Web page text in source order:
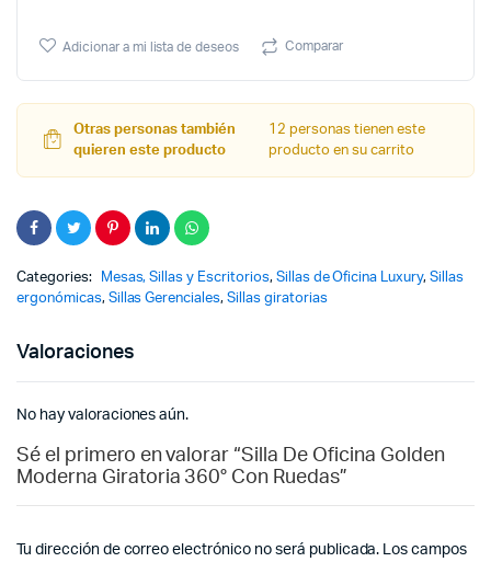
Adicionar a mi lista de deseos Comparar
Otras personas también
quieren este producto
12 personas tienen este
producto en su carrito
Categories: Mesas, Sillas y Escritorios, Sillas de Oficina Luxury,Sillas
ergonómicas, Sillas Gerenciales,Sillas giratorias
Valoraciones
No hay valoraciones aún.
Sé el primero en valorar “Silla De Oficina Golden
Moderna Giratoria 360° Con Ruedas”
Tu dirección de correo electrónico no será publicada. Los campos